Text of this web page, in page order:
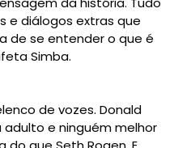
e diálogos extras que
de se entender o que é
Simba.
de vozes. Donald
adulto e ninguém melhor